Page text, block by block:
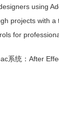
using
projects with a
for
系统：After